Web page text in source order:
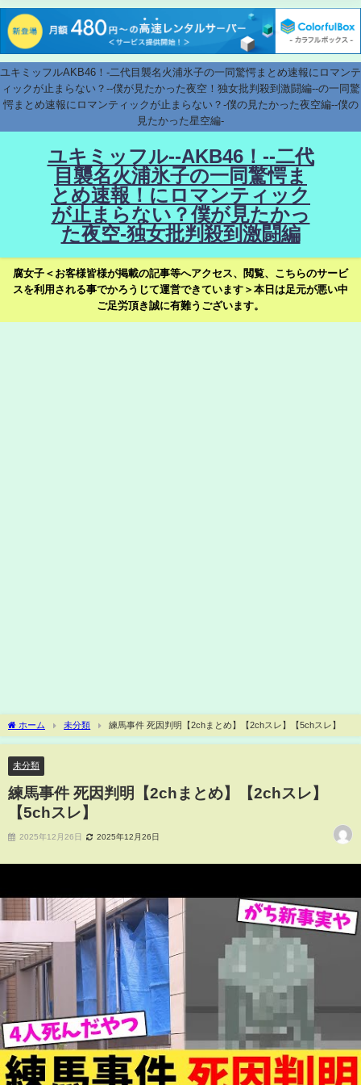
ユキミッフルAKB46！-二代目襲名火浦氷子の一同驚愕まとめ速報にロマンテ
ィックが止まらない？--僕が見たかった夜空！独女批判殺到激闘編--の一同驚
愕まとめ速報にロマンティックが止まらない？-僕の見たかった夜空編--僕の
見たかった星空編-
ユキミッフル--AKB46！--二代
目襲名火浦氷子の一同驚愕ま
とめ速報！にロマンティック
が止まらない？僕が見たかっ
た夜空-独女批判殺到激闘編
腐女子＜お客様皆様が掲載の記事等へアクセス、閲覧、こちらのサービ
スを利用される事でかろうじて運営できています＞本日は足元が悪い中
ご足労頂き誠に有難うございます。
ホーム 未分類 練馬事件 死因判明【2chまとめ】【2chスレ】【5chスレ】
未分類
練馬事件 死因判明【2chまとめ】【2chスレ】
【5chスレ】
2025年12月26日 2025年12月26日